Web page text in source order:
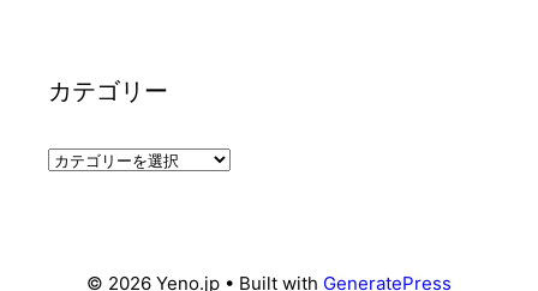
カテゴリー
カ
© 2026 Yeno.jp • Built with GeneratePress